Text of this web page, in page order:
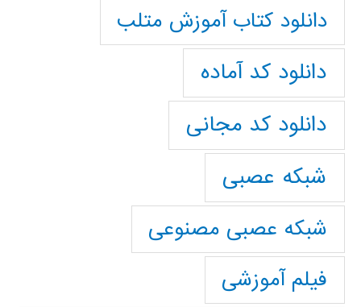
دانلود کتاب آموزش متلب
دانلود کد آماده
دانلود کد مجانی
شبکه عصبی
شبکه عصبی مصنوعی
فیلم آموزشی